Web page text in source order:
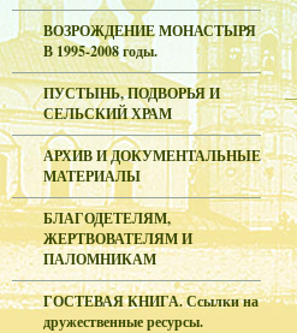
ВОЗРОЖДЕНИЕ МОНАСТЫРЯ
В 1995-2008 годы.
ПУСТЫНЬ, ПОДВОРЬЯ И
СЕЛЬСКИЙ ХРАМ
АРХИВ И ДОКУМЕНТАЛЬНЫЕ
МАТЕРИАЛЫ
БЛАГОДЕТЕЛЯМ,
ЖЕРТВОВАТЕЛЯМ И
ПАЛОМНИКАМ
ГОСТЕВАЯ КНИГА. Ссылки на
дружественные ресурсы.